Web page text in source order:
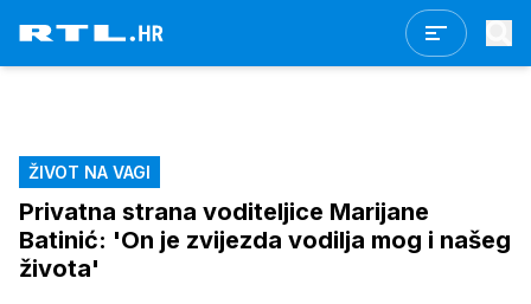
ŽIVOT NA VAGI
Privatna strana voditeljice Marijane
Batinić: 'On je zvijezda vodilja mog i našeg
života'